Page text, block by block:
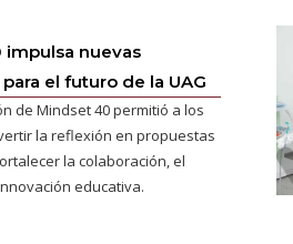
nuevas
el futuro de la UAG
de Mindset 40 permitió a los
la reflexión en propuestas
la colaboración, el
educativa.